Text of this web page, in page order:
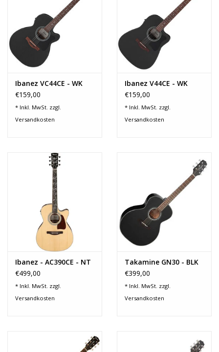
Ibanez VC44CE - WK
€159,00
* Inkl. MwSt. zzgl.
Versandkosten
Ibanez V44CE - WK
€159,00
* Inkl. MwSt. zzgl.
Versandkosten
Ibanez - AC390CE - NT
€499,00
* Inkl. MwSt. zzgl.
Versandkosten
Takamine GN30 - BLK
€399,00
* Inkl. MwSt. zzgl.
Versandkosten